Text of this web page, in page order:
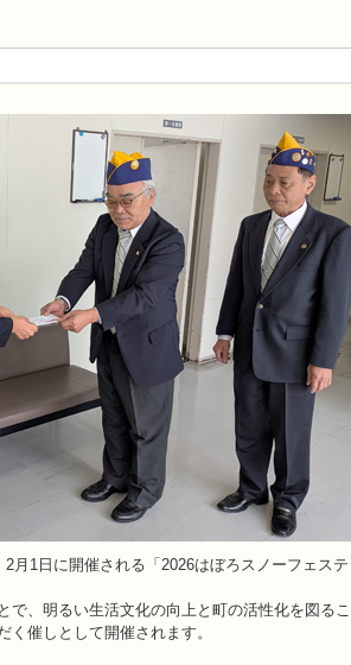
1日に開催される「2026はぼろスノーフェス
、明るい生活文化の向上と町の活性化を図る
催しとして開催されます。